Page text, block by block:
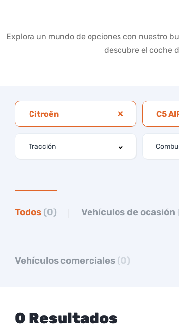
Explora un mundo de opciones con nuestro
descubre el coche
Citroën
Todos (0) Vehículos de ocasión
Vehículos comerciales (0)
0 Resultados